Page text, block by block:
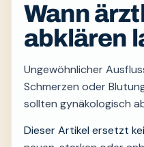
Wann
abklären
Ungewöhnlicher
Schmerzen oder
sollten gynäkologisch
Dieser Artikel ersetzt